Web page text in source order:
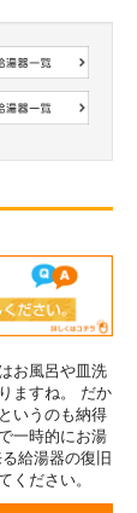
お風呂や皿洗
ますね。 だか
いうのも納得
一時的にお湯
給湯器の復旧
ください。